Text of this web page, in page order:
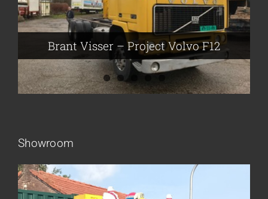
Brant Visser – Project Volvo F12
Flikkema – Spijk
Auke van der Kooi – Projekt Scania
John Moesker – Project Bedford
Showroom